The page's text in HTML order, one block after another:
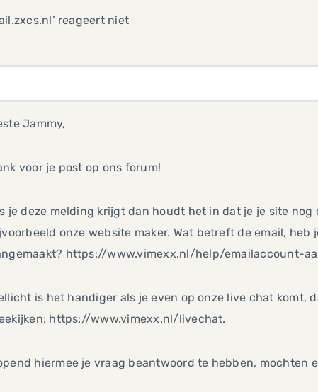
reageert niet
Jammy,
voor je post op ons forum!
je deze melding krijgt dan houdt het in dat je je site
onze website maker. Wat betreft de email, heb
https://www.vimexx.nl/help/emailaccount-
is het handiger als je even op onze live chat komt,
https://www.vimexx.nl/livechat.
hiermee je vraag beantwoord te hebben, mochten